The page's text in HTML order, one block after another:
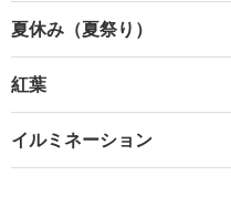
夏休み（夏祭り）
紅葉
イルミネーション